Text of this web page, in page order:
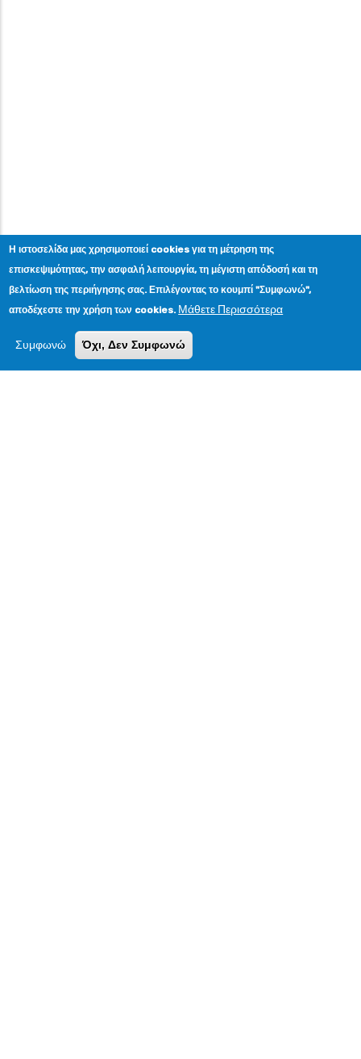
Η ιστοσελίδα μας χρησιμοποιεί cookies για τη μέτρηση της
επισκεψιμότητας, την ασφαλή λειτουργία, τη μέγιστη απόδοσή και τη
βελτίωση της περιήγησης σας. Επιλέγοντας το κουμπί "Συμφωνώ",
αποδέχεστε την χρήση των cookies. Μάθετε Περισσότερα
Συμφωνώ Όχι, Δεν Συμφωνώ